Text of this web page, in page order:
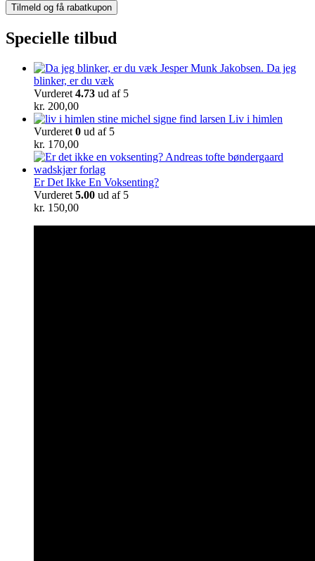
Specielle tilbud
Da jeg
blinker, er du væk
Vurderet 4.73 ud af 5
kr. 200,00
Liv i himlen
Vurderet 0 ud af 5
kr. 170,00
Er Det Ikke En Voksenting?
Vurderet 5.00 ud af 5
kr. 150,00